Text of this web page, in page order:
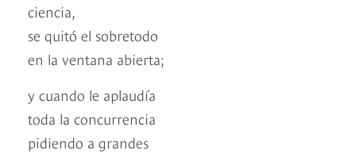
ciencia,
se quitó el sobretodo
en la ventana abierta;
y cuando le aplaudía
toda la concurrencia
pidiendo a grandes